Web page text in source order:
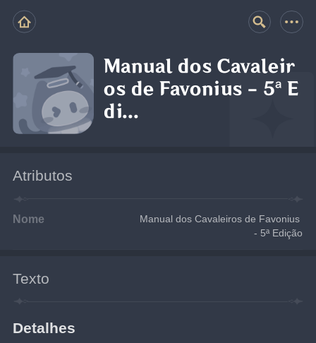
Manual dos Cavaleir
os de Favonius - 5ª E
di...
Atributos
Nome
Manual dos Cavaleiros de Favonius
- 5ª Edição
Texto
Detalhes